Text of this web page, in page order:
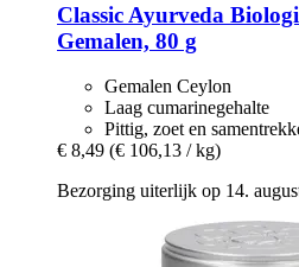
Classic Ayurveda
Gemalen, 80 g
Gemalen Ceylon
Laag cumarinegehalte
Pittig, zoet en
€ 8,49 (€ 106,13 / kg)
Bezorging uiterlijk op 14.